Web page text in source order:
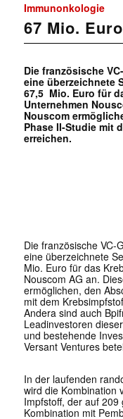
Immunonkologie
67 Mio.
Die französische
eine überzeichnete
67,5 Mio. Euro für
Unternehmen
Nouscom
Phase II-Studie mit
erreichen.
Die französische VC-
eine überzeichnete
Mio. Euro für das
Nouscom AG an.
ermöglichen, den
mit dem
Andera sind auch
Leadinvestoren
und bestehende
Versant Ventures
In der laufenden
wird die Kombination
Impfstoff, der auf
Kombination mit